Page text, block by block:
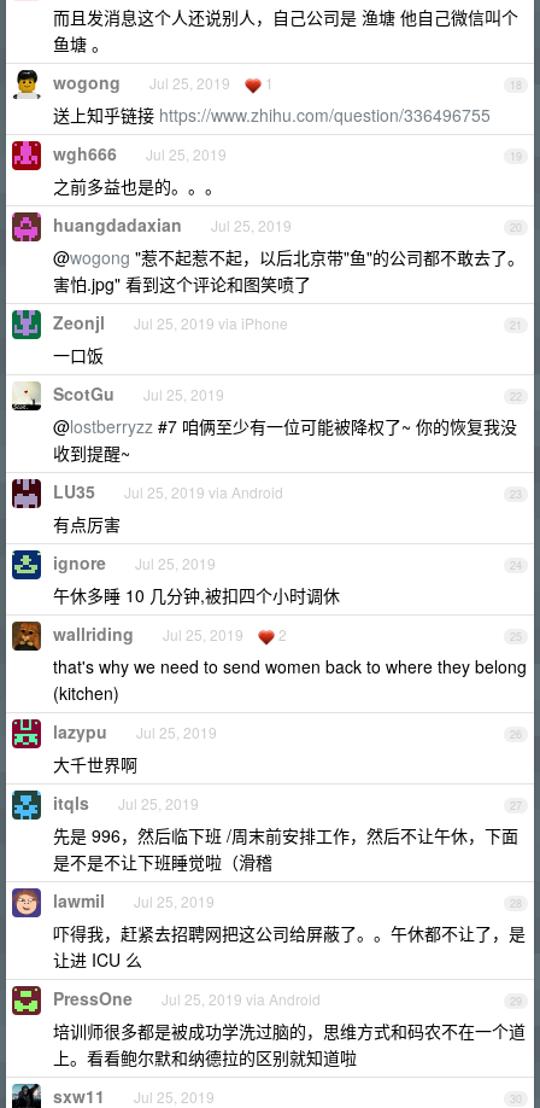
而且发消息这个人还说别人，自己公司是 渔塘 他自己微信叫个
鱼塘 。
18
wogong Jul 25, 2019 1
送上知乎链接 https://www.zhihu.com/question/336496755
19
wgh666 Jul 25, 2019
之前多益也是的。。。
20
huangdadaxian Jul 25, 2019
@wogong "惹不起惹不起，以后北京带"鱼"的公司都不敢去了。
害怕.jpg" 看到这个评论和图笑喷了
21
Zeonjl Jul 25, 2019 via iPhone
一口饭
22
ScotGu Jul 25, 2019
@lostberryzz #7 咱俩至少有一位可能被降权了~ 你的恢复我没
收到提醒~
23
LU35 Jul 25, 2019 via Android
有点厉害
24
ignore Jul 25, 2019
午休多睡 10 几分钟,被扣四个小时调休
25
wallriding Jul 25, 2019 2
that's why we need to send women back to where they belong
(kitchen)
26
lazypu Jul 25, 2019
大千世界啊
27
itqls Jul 25, 2019
先是 996，然后临下班 /周末前安排工作，然后不让午休，下面
是不是不让下班睡觉啦（滑稽
28
lawmil Jul 25, 2019
吓得我，赶紧去招聘网把这公司给屏蔽了。。午休都不让了，是
让进 ICU 么
29
PressOne Jul 25, 2019 via Android
培训师很多都是被成功学洗过脑的，思维方式和码农不在一个道
上。看看鲍尔默和纳德拉的区别就知道啦
30
sxw11 Jul 25, 2019